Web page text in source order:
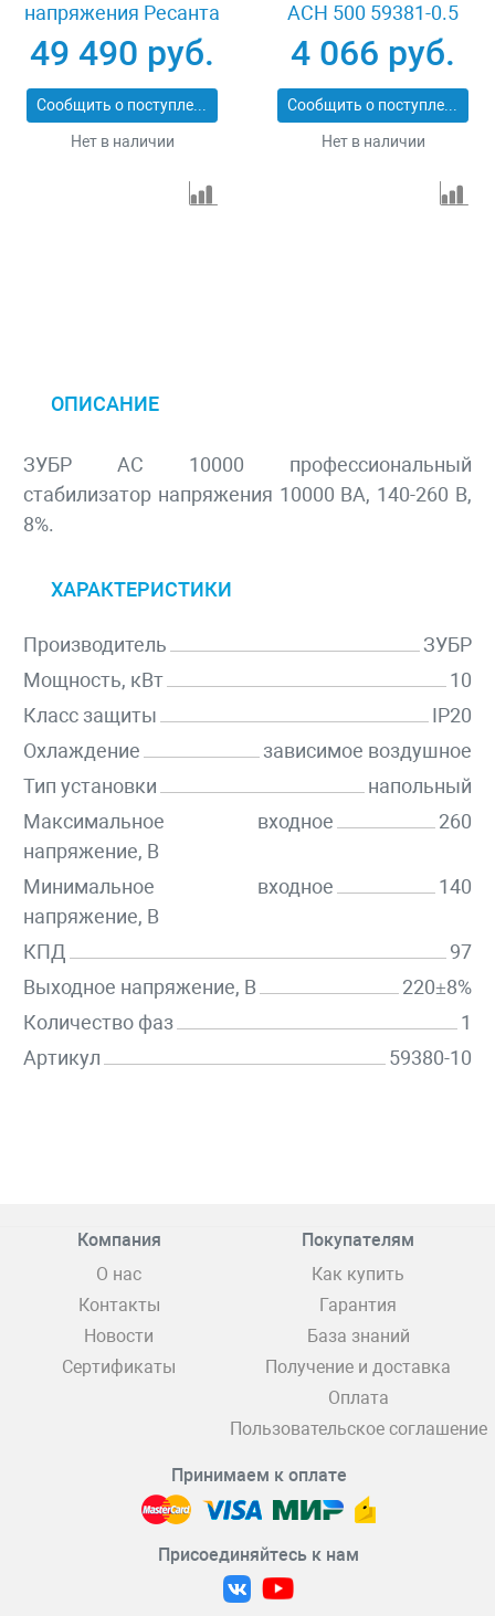
напряжения Ресанта
СПН-18000
49 490 руб.
Сообщить о поступлении
Нет в наличии
АСН 500 59381-0.5
4 066 руб.
Сообщить о поступлении
Нет в наличии
ОПИСАНИЕ
ЗУБР АС 10000 профессиональный
стабилизатор напряжения 10000 ВА, 140-260 В,
8%.
ХАРАКТЕРИСТИКИ
Производитель
ЗУБР
Мощность, кВт
10
Класс защиты
IP20
Охлаждение
зависимое воздушное
Тип установки
напольный
Максимальное входное
напряжение, В
260
Минимальное входное
напряжение, В
140
КПД
97
Выходное напряжение, В
220±8%
Количество фаз
1
Артикул
59380-10
Компания
О нас
Контакты
Новости
Сертификаты
Покупателям
Как купить
Гарантия
База знаний
Получение и доставка
Оплата
Пользовательское соглашение
Принимаем к оплате
Присоединяйтесь к нам